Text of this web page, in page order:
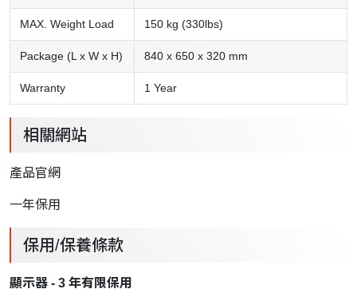
MAX. Weight Load 150 kg (330lbs)
Package (L x W x H) 840 x 650 x 320 mm
Warranty 1 Year
相關網站
產品官網
一年保用
保用/保養條款
顯示器 - 3 年有限保用